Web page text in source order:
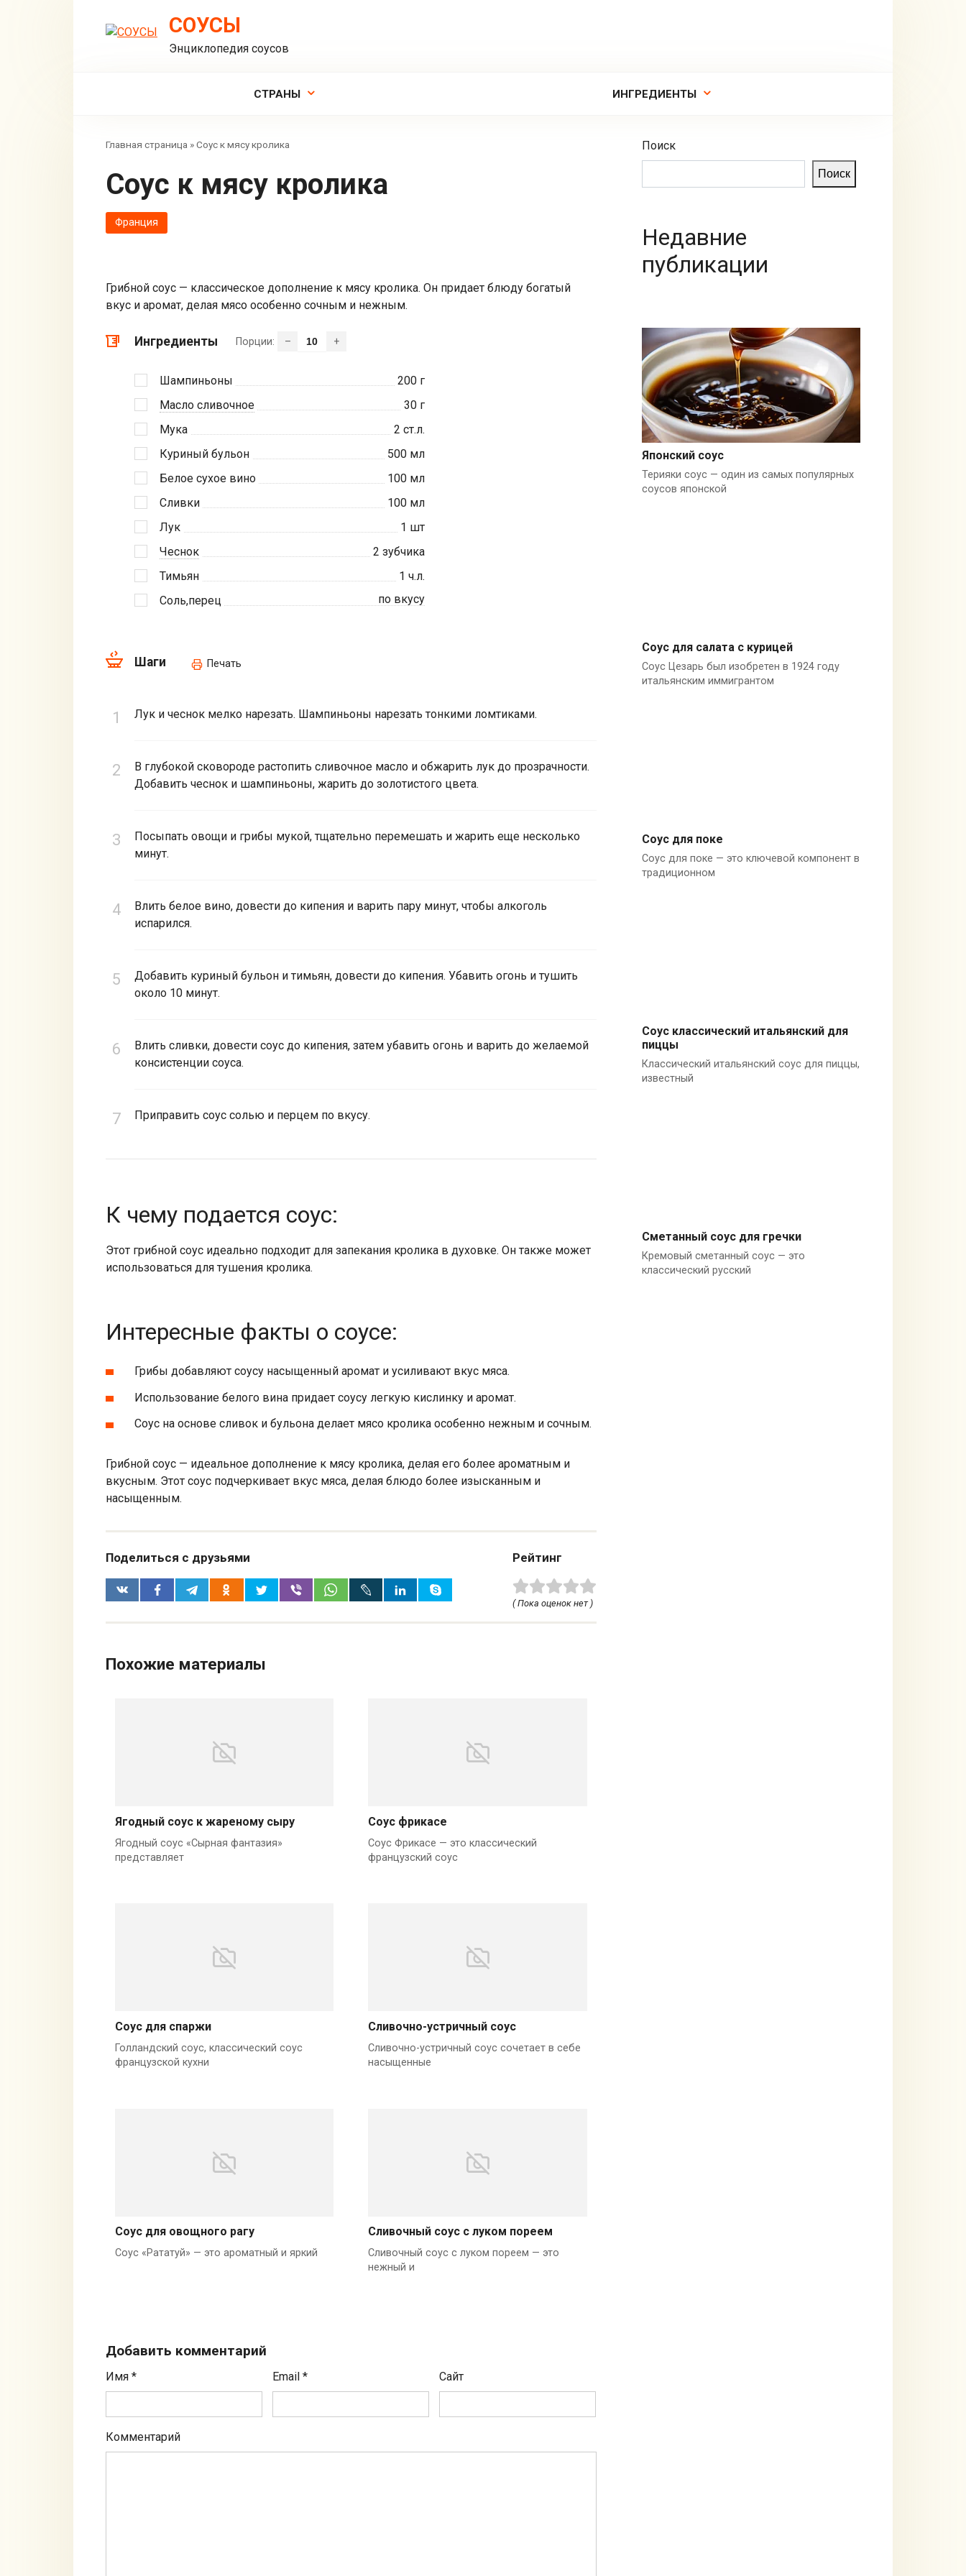
СОУСЫ
Энциклопедия соусов
СТРАНЫ ИНГРЕДИЕНТЫ
Главная страница »Соус к мясу кролика
Соус к мясу кролика
Франция
Грибной соус — классическое дополнение к мясу кролика. Он придает блюду богатый
вкус и аромат, делая мясо особенно сочным и нежным.
Ингредиенты Порции: – +
Шампиньоны 200г
Масло сливочное
30г
Мука
2 ст.л.
Куриный бульон
500мл
Белое сухое вино
100мл
Сливки
100мл
Лук
1 шт
Чеснок
2 зубчика
Тимьян
1 ч.л.
Соль,перец
по вкусу
Шаги Печать
Лук и чеснок мелко нарезать. Шампиньоны нарезать тонкими ломтиками.
В глубокой сковороде растопить сливочное масло и обжарить лук до прозрачности.
Добавить чеснок и шампиньоны, жарить до золотистого цвета.
Посыпать овощи и грибы мукой, тщательно перемешать и жарить еще несколько
минут.
Влить белое вино, довести до кипения и варить пару минут, чтобы алкоголь
испарился.
Добавить куриный бульон и тимьян, довести до кипения. Убавить огонь и тушить
около 10 минут.
Влить сливки, довести соус до кипения, затем убавить огонь и варить до желаемой
консистенции соуса.
Приправить соус солью и перцем по вкусу.
К чему подается соус:
Этот грибной соус идеально подходит для запекания кролика в духовке. Он также может
использоваться для тушения кролика.
Интересные факты о соусе:
Грибы добавляют соусу насыщенный аромат и усиливают вкус мяса.
Использование белого вина придает соусу легкую кислинку и аромат.
Соус на основе сливок и бульона делает мясо кролика особенно нежным и сочным.
Грибной соус — идеальное дополнение к мясу кролика, делая его более ароматным и
вкусным. Этот соус подчеркивает вкус мяса, делая блюдо более изысканным и
насыщенным.
Поделиться с друзьями Рейтинг
( Пока оценок нет )
Похожие материалы
Ягодный соус к жареному сыру
Ягодный соус «Сырная фантазия»
представляет
Соус фрикасе
Соус Фрикасе — это классический
французский соус
Соус для спаржи
Голландский соус, классический соус
французской кухни
Сливочно-устричный соус
Сливочно-устричный соус сочетает в себе
насыщенные
Соус для овощного рагу
Соус «Рататуй» — это ароматный и яркий
Сливочный соус с луком пореем
Сливочный соус с луком пореем — это
нежный и
Добавить комментарий
Имя * Email* Сайт
Комментарий
Поиск
Поиск
Недавние
публикации
Соевый соус
Японский соус
Терияки соус — один из самых популярных
соусов японской
Анчоусы
Соус для салата с курицей
Соус Цезарь был изобретен в 1924 году
итальянским иммигрантом
Гавайи
Соус для поке
Соус для поке — это ключевой компонент в
традиционном
Италия
Соус классический итальянский для
пиццы
Классический итальянский соус для пиццы,
известный
Россия
Сметанный соус для гречки
Кремовый сметанный соус — это
классический русский